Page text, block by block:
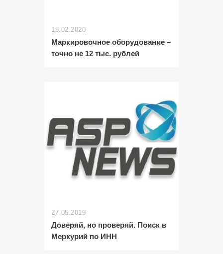
19.02.2020
Маркировочное оборудование –
точно не 12 тыс. рублей
27.05.2019
Доверяй, но проверяй. Поиск в
Меркурий по ИНН